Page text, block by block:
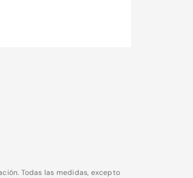
Todas las medidas, excepto